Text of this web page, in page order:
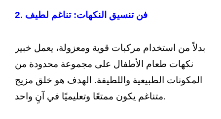
2. فن تنسيق النكهات: تناغم لطيف
بدلاً من استخدام مركبات قوية ومعزولة، يعمل خبير
نكهات طعام الأطفال على مجموعة محدودة من
المكونات الطبيعية واللطيفة. الهدف هو خلق مزيج
متناغم يكون ممتعًا وتعليميًا في آنٍ واحد.